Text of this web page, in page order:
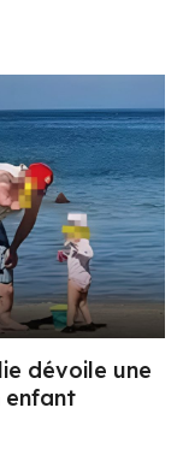
dévoile une
enfant